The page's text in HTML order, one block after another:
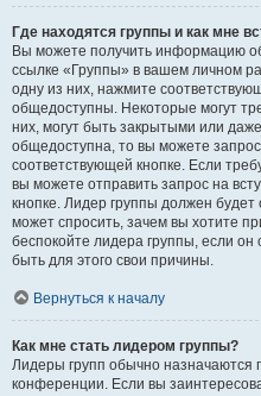
Где находятся группы и как мне
Вы можете получить информацию
ссылке «Группы» в вашем личном
одну из них, нажмите
общедоступны. Некоторые могут
них, могут быть закрытыми или
общедоступна, то вы можете
соответствующей кнопке. Если
вы можете отправить запрос на
кнопке. Лидер группы должен будет
может спросить, зачем вы хотите
беспокойте лидера группы, если он
быть для этого свои причины.
Вернуться к началу
Как мне стать лидером группы?
Лидеры групп обычно назначаются
конференции. Если вы